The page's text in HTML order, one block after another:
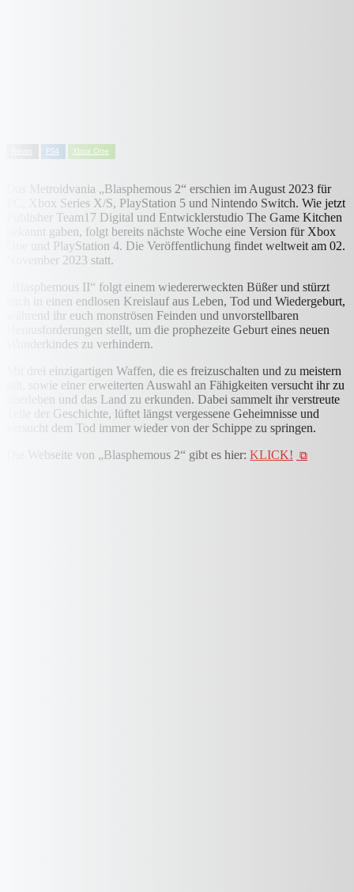
PS4 Xbox One
Das Metroidvania „Blasphemous 2“ erschien im August 2023 für
PC, Xbox Series X/S, PlayStation 5 und Nintendo Switch. Wie jetzt
Publisher Team17 Digital und Entwicklerstudio The Game Kitchen
bekannt gaben, folgt bereits nächste Woche eine Version für Xbox
One und PlayStation 4. Die Veröffentlichung findet weltweit am 02.
November 2023 statt.
„Blasphemous II“ folgt einem wiedererweckten Büßer und stürzt
euch in einen endlosen Kreislauf aus Leben, Tod und Wiedergeburt,
während ihr euch monströsen Feinden und unvorstellbaren
Herausforderungen stellt, um die prophezeite Geburt eines neuen
Wunderkindes zu verhindern.
Mit drei einzigartigen Waffen, die es freizuschalten und zu meistern
gilt, sowie einer erweiterten Auswahl an Fähigkeiten versucht ihr zu
überleben und das Land zu erkunden. Dabei sammelt ihr verstreute
Teile der Geschichte, lüftet längst vergessene Geheimnisse und
versucht dem Tod immer wieder von der Schippe zu springen.
Die Webseite von „Blasphemous 2“ gibt es hier: KLICK!